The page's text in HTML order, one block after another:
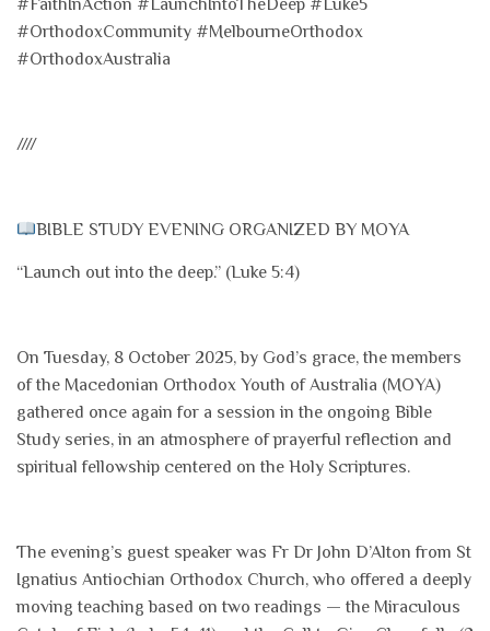
#FaithInAction #LaunchIntoTheDeep #Luke5
#OrthodoxCommunity #MelbourneOrthodox
#OrthodoxAustralia
////
BIBLE STUDY EVENING ORGANIZED BY MOYA
“Launch out into the deep.” (Luke 5:4)
On Tuesday, 8 October 2025, by God’s grace, the members
of the Macedonian Orthodox Youth of Australia (MOYA)
gathered once again for a session in the ongoing Bible
Study series, in an atmosphere of prayerful reflection and
spiritual fellowship centered on the Holy Scriptures.
The evening’s guest speaker was Fr Dr John D’Alton from St
Ignatius Antiochian Orthodox Church, who offered a deeply
moving teaching based on two readings — the Miraculous